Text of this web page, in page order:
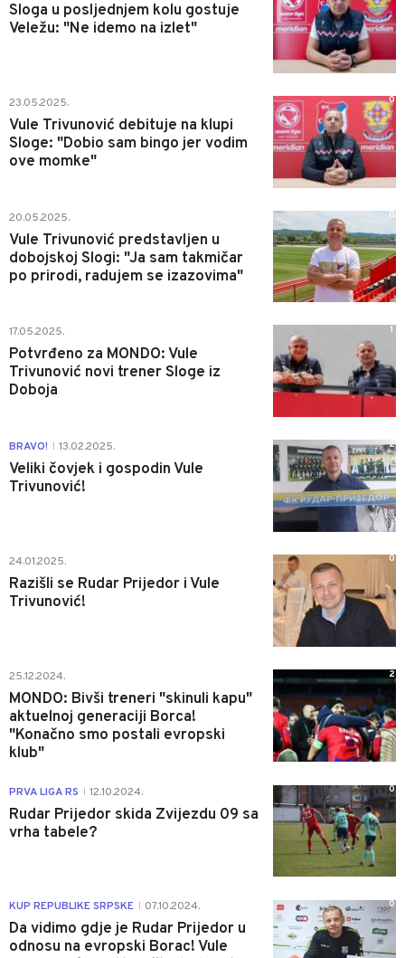
Sloga u posljednjem kolu gostuje
Veležu: "Ne idemo na izlet"
23.05.2025.
Vule Trivunović debituje na klupi
Sloge: "Dobio sam bingo jer vodim
ove momke"
0
20.05.2025.
Vule Trivunović predstavljen u
dobojskoj Slogi: "Ja sam takmičar
po prirodi, radujem se izazovima"
0
17.05.2025.
Potvrđeno za MONDO: Vule
Trivunović novi trener Sloge iz
Doboja
1
BRAVO! 13.02.2025.
Veliki čovjek i gospodin Vule
Trivunović!
2
24.01.2025.
Razišli se Rudar Prijedor i Vule
Trivunović!
0
25.12.2024.
MONDO: Bivši treneri "skinuli kapu"
aktuelnoj generaciji Borca!
"Konačno smo postali evropski
klub"
2
PRVA LIGA RS 12.10.2024.
Rudar Prijedor skida Zvijezdu 09 sa
vrha tabele?
0
KUP REPUBLIKE SRPSKE 07.10.2024.
Da vidimo gdje je Rudar Prijedor u
odnosu na evropski Borac! Vule
0